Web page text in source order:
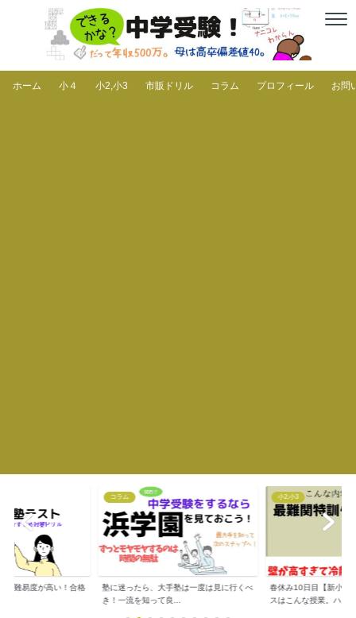
ホーム 小４ 小2,小3 市販ドリル コラム プロフィール お問
は難易度が高い！合格
コラム
塾に迷ったら、大手塾は一度は見に行くべ
き！一流を知って良...
小2,小3
春休み10日目【新小３
スはこんな授業。ハ...